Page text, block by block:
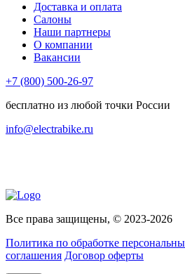
Доставка и оплата
Салоны
Наши партнеры
О компании
Вакансии
+7 (800) 500-26-97
бесплатно из любой точки России
info@electrabike.ru
Все права защищены, © 2023-2026
Политика по обработке
соглашения Договор оферты